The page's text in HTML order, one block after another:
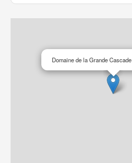
Domaine de la Grande Cascade